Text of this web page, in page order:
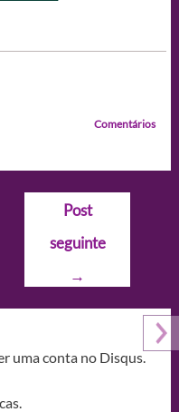
Comentários
Post
seguinte
→
uma conta no Disqus.